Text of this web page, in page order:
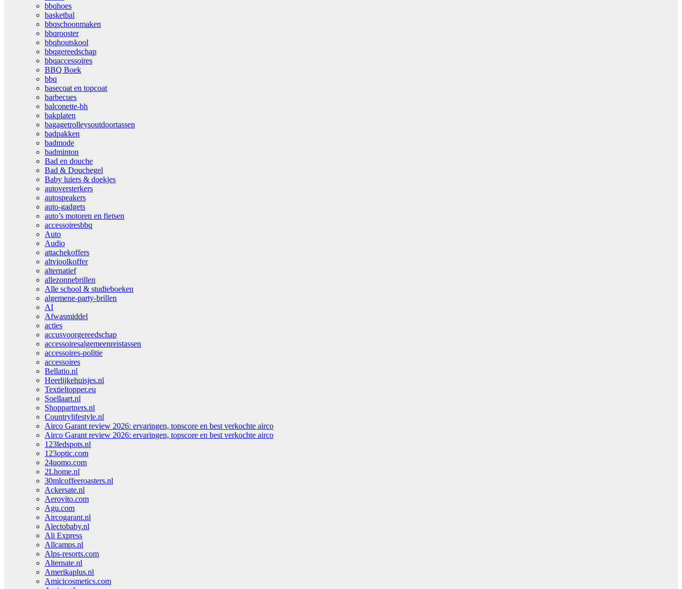
bbqhoes
basketbal
bbqschoonmaken
bbqrooster
bbqhoutskool
bbqgereedschap
bbqaccessoires
BBQ Boek
bbq
basecoat en topcoat
barbecues
balconette-bh
bakplaten
bagagetrolleysoutdoortassen
badpakken
badmode
badminton
Bad en douche
Bad & Douchegel
Baby luiers & doekjes
autoversterkers
autospeakers
auto-gadgets
auto’s motoren en fietsen
accessoiresbbq
Auto
Audio
attachekoffers
altvioolkoffer
alternatief
allezonnebrillen
Alle school & studieboeken
algemene-party-brillen
AI
Afwasmiddel
acties
accusvoorgereedschap
accessoiresalgemeenreistassen
accessoires-politie
accessoires
Bellatio.nl
Heerlijkehuisjes.nl
Textieltopper.eu
Soellaart.nl
Shoppartners.nl
Countrylifestyle.nl
Airco Garant review 2026: ervaringen, topscore en best verkochte airco
Airco Garant review 2026: ervaringen, topscore en best verkochte airco
123ledspots.nl
123optic.com
24uomo.com
2Lhome.nl
30mlcoffeeroasters.nl
Ackersate.nl
Aerovito.com
Agu.com
Aircogarant.nl
Alectobaby.nl
Ali Express
Allcamps.nl
Alps-resorts.com
Alternate.nl
Amerikaplus.nl
Amicicosmetics.com